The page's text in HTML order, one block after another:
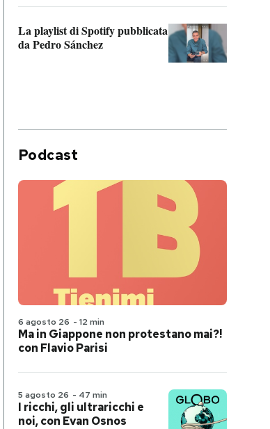
La playlist di Spotify pubblicata
da Pedro Sánchez
Podcast
6 agosto 26 - 12 min
Ma in Giappone non protestano mai?!
con Flavio Parisi
5 agosto 26 - 47 min
I ricchi, gli ultraricchi e
noi, con Evan Osnos